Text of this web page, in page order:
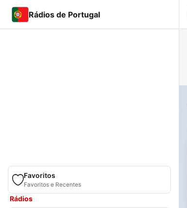
Rádios de Portugal
Favoritos
Favoritos e Recentes
Rádios